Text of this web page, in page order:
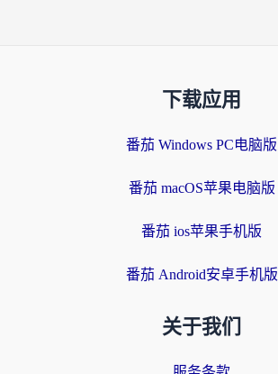
下载应用
番茄 Windows PC电脑版
番茄 macOS苹果电脑版
番茄 ios苹果手机版
番茄 Android安卓手机版
关于我们